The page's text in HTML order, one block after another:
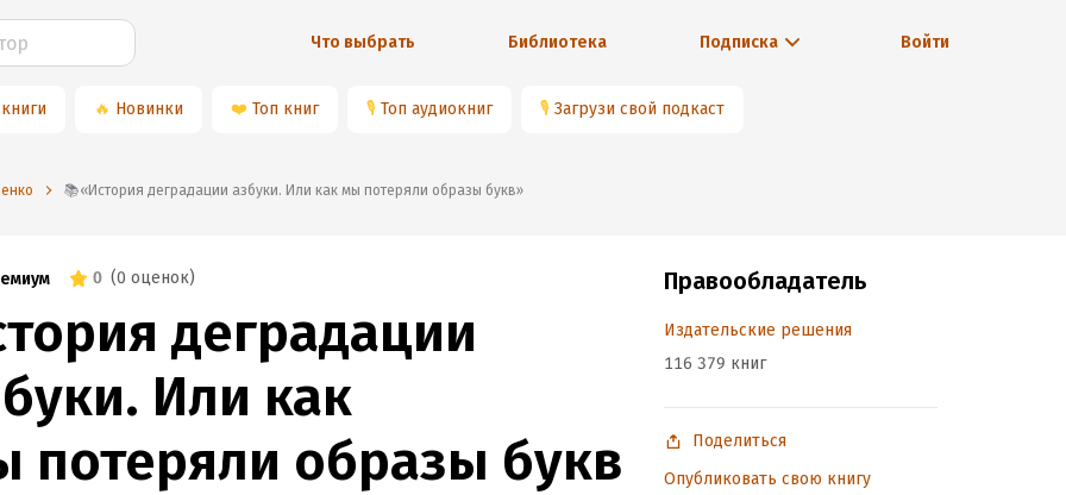
Что выбрать Библиотека Подписка Войти
🔥 Новинки ❤️ Топ книг 🎙 Топ аудиокниг 🎙 Загрузи свой подкаст
📚«История деградации азбуки. Или как мы потеряли образы букв»
0 (0 оценок)
деградации
Или как
потеряли образы букв
Правообладатель
Издательские решения
116 379 книг
Поделиться
Опубликовать свою книгу